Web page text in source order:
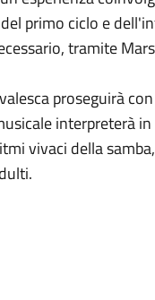
primo ciclo e
tramite
proseguirà
interpreterà
vivaci della